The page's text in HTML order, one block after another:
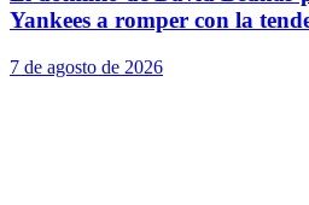
Yankees a romper con la
7 de agosto de 2026